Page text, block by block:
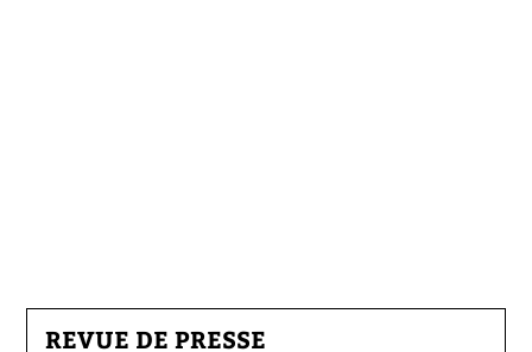
REVUE DE PRESSE